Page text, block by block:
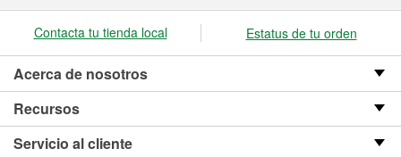
Contacta tu tienda local Estatus de tu orden
Acerca de nosotros
Recursos
Servicio al cliente